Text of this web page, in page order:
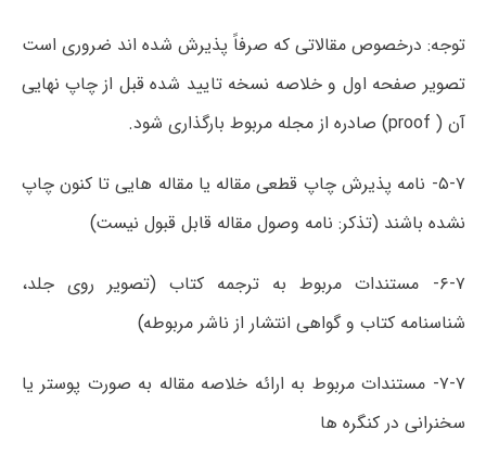
توجه: درخصوص مقالاتی که صرفاً پذیرش شده اند ضروری است
تصویر صفحه اول و خلاصه نسخه تایید شده قبل از چاپ نهایی
آن ( proof) صادره از مجله مربوط بارگذاری شود.
۵-۷- نامه پذیرش چاپ قطعی مقاله یا مقاله هایی تا کنون چاپ
نشده باشند (تذکر: نامه وصول مقاله قابل قبول نیست)
۶-۷- مستندات مربوط به ترجمه کتاب (تصویر روی جلد،
شناسنامه کتاب و گواهی انتشار از ناشر مربوطه)
۷-۷- مستندات مربوط به ارائه خلاصه مقاله به صورت پوستر یا
سخنرانی در کنگره ها